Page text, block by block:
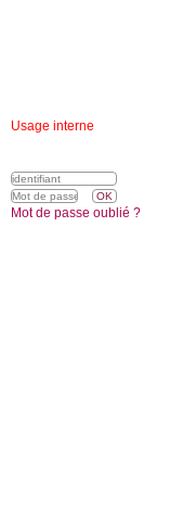
Usage interne
Mot de passe oublié ?